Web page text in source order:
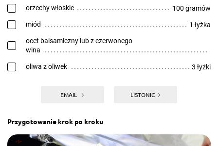
orzechy włoskie 100 gramów
miód 1 łyżka
ocet balsamiczny lub z czerwonego
wina
oliwa z oliwek 3 łyżki
EMAIL LISTONIC
Przygotowanie krok po kroku